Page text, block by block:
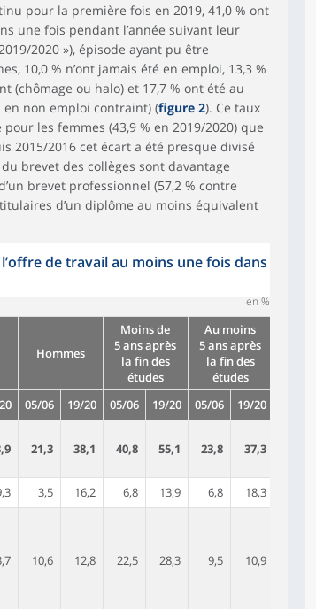
pour la première fois en 2019, 41,0 % ont
une fois pendant l’année suivant leur
2020 »), épisode ayant pu être
10,0 % n’ont jamais été en emploi, 13,3 %
ou halo) et 17,7 % ont été au
non emploi contraint) (figure 2). Ce taux
les femmes (43,9 % en 2019/2020) que
2015/2016 cet écart a été presque divisé
brevet des collèges sont davantage
brevet professionnel (57,2 % contre
d’un diplôme au moins équivalent
de travail au moins une fois dans
en %
Hommes
Moins de
5 ans après
la fin des
études
Au moins
5 ans après
la fin des
études
05/06 19/20 05/06 19/20 05/06
19/20
21,3 38,1 40,8 55,1 23,8 37,3
3,5 16,2 6,8 13,9 6,8
18,3
10,6 12,8 22,5 28,3 9,5 10,9